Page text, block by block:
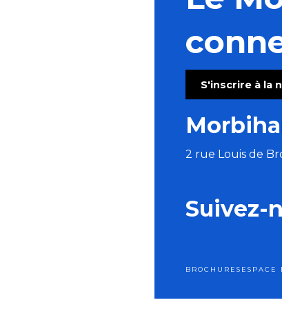
Les chemins du Graal avec Marie Semaille -
Marchés des arts et de l'artisanat
Marché des artisans à La Grande Vallée
Rendez-vous sur les nuages - Journée cirque
S'inscrire à la
2 rue Louis de
Suivez-
BROCHURES ESPACE